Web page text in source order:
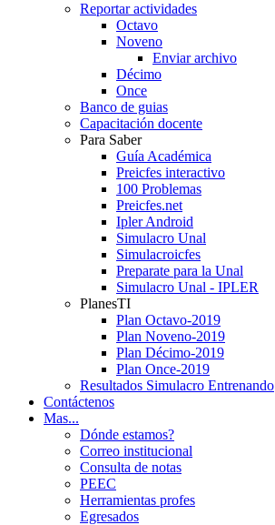
Reportar actividades
Octavo
Noveno
Enviar archivo
Décimo
Once
Banco de guias
Capacitación docente
Para Saber
Guía Académica
Preicfes interactivo
100 Problemas
Preicfes.net
Ipler Android
Simulacro Unal
Simulacroicfes
Preparate para la Unal
Simulacro Unal - IPLER
PlanesTI
Plan Octavo-2019
Plan Noveno-2019
Plan Décimo-2019
Plan Once-2019
Resultados Simulacro Entrenando
Contáctenos
Mas...
Dónde estamos?
Correo institucional
Consulta de notas
PEEC
Herramientas profes
Egresados